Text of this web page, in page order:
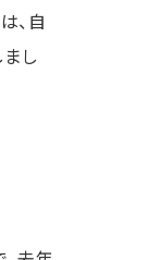
、自
し